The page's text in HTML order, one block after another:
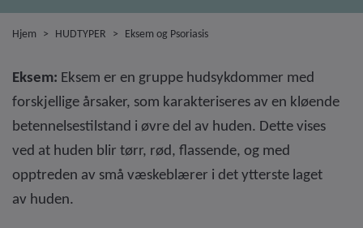
Hjem HUDTYPER Eksem og Psoriasis
Eksem: Eksem er en gruppe hudsykdommer med
forskjellige årsaker, som karakteriseres av en kløende
betennelsestilstand i øvre del av huden. Dette vises
ved at huden blir tørr, rød, flassende, og med
opptreden av små væskeblærer i det ytterste laget
av huden.